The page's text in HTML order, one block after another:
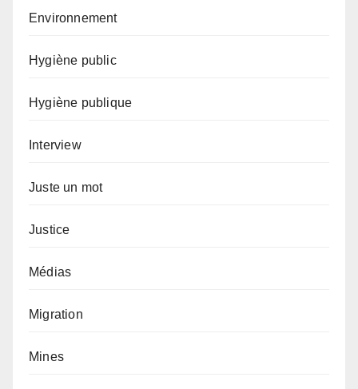
Environnement
Hygiène public
Hygiène publique
Interview
Juste un mot
Justice
Médias
Migration
Mines